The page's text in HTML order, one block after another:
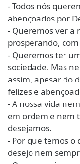
- Todos nós
abençoados por
- Queremos ver a
prosperando,
- Queremos ter
sociedade. Mas
assim, apesar do
felizes e
- A nossa vida
em ordem e nem
desejamos.
- Por que temos o
desejo nem